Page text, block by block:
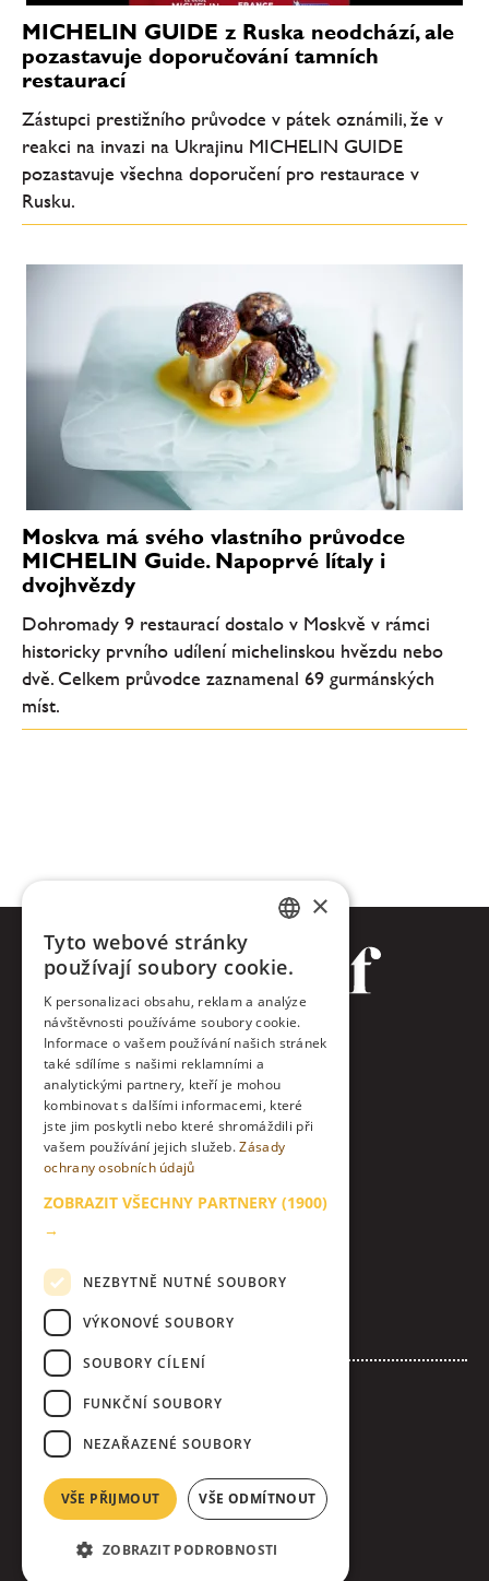
MICHELIN GUIDE z Ruska neodchází, ale
pozastavuje doporučování tamních
restaurací
Zástupci prestižního průvodce v pátek oznámili, že v
reakci na invazi na Ukrajinu MICHELIN GUIDE
pozastavuje všechna doporučení pro restaurace v
Rusku.
Moskva má svého vlastního průvodce
MICHELIN Guide. Napoprvé lítaly i
dvojhvězdy
Dohromady 9 restaurací dostalo v Moskvě v rámci
historicky prvního udílení michelinskou hvězdu nebo
dvě. Celkem průvodce zaznamenal 69 gurmánských
míst.
Facebook
Twitter
Instagram
LinkedIn
Kontakt
Zásady zpracování osobních údajů
Nastavení Cookies
Inzerujte s námi
Loga & bannery ke stažení
Všeobecné obchodní podmínky inzerce
Úplná pravidla soutěže
ENGLISH
×
Tyto webové stránky
používají soubory cookie.
K personalizaci obsahu, reklam a analýze
návštěvnosti používáme soubory cookie.
Informace o vašem používání našich stránek
také sdílíme s našimi reklamními a
analytickými partnery, kteří je mohou
kombinovat s dalšími informacemi, které
jste jim poskytli nebo které shromáždili při
vašem používání jejich služeb.Zásady
ochrany osobních údajů
ZOBRAZIT VŠECHNY PARTNERY (1900)
→
NEZBYTNĚ NUTNÉ SOUBORY
VÝKONOVÉ SOUBORY
SOUBORY CÍLENÍ
FUNKČNÍ SOUBORY
NEZAŘAZENÉ SOUBORY
VŠE PŘIJMOUT VŠE ODMÍTNOUT
ZOBRAZIT PODROBNOSTI